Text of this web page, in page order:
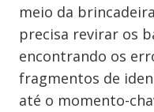
meio da
precisa revirar os
encontrando os
fragmentos de
até o momento-